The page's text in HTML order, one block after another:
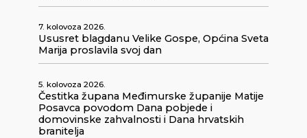
7. kolovoza 2026.
Ususret blagdanu Velike Gospe, Općina Sveta
Marija proslavila svoj dan
5. kolovoza 2026.
Čestitka župana Međimurske županije Matije
Posavca povodom Dana pobjede i
domovinske zahvalnosti i Dana hrvatskih
branitelja